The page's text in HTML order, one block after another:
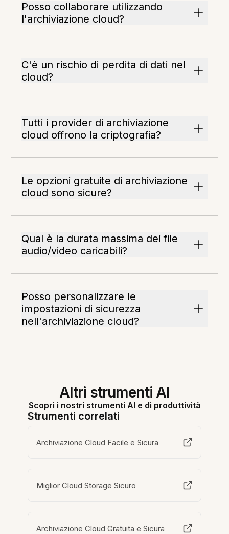
Posso collaborare utilizzando
l'archiviazione cloud?
C'è un rischio di perdita di dati nel
cloud?
Tutti i provider di archiviazione
cloud offrono la criptografia?
Le opzioni gratuite di archiviazione
cloud sono sicure?
Qual è la durata massima dei file
audio/video caricabili?
Posso personalizzare le
impostazioni di sicurezza
nell'archiviazione cloud?
Altri strumenti AI
Scopri i nostri strumenti AI e di produttività
Strumenti correlati
Archiviazione Cloud Facile e Sicura
Miglior Cloud Storage Sicuro
Archiviazione Cloud Gratuita e Sicura